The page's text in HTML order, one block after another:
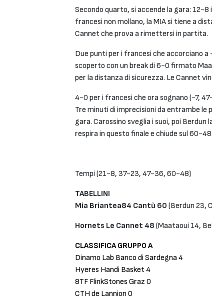
Secondo quarto, si accende la gara: 12-
francesi non mollano, la MIA si tiene a
Cannet che prova a rimettersi in partita.
Due punti per i francesi che accorciano
scoperto con un break di 6-0 firmato
per la distanza di sicurezza. Le Cannet
4-0 per i francesi che ora sognano (-7,
Tre minuti di imprecisioni da entrambe le
gara. Carossino sveglia i suoi, poi
respira in questo finale e chiude sul 60-48.
Tempi (21-8, 37-23, 47-36, 60-48)
TABELLINI
Mia Briantea84 Cantù 60 (Berdun 23,
Hornets Le Cannet 48 (Maataoui 14,
CLASSIFICA GRUPPO A
Dinamo Lab Banco di Sardegna 4
Hyeres Handi Basket 4
8TF FlinkStones Graz 0
CTH de Lannion 0